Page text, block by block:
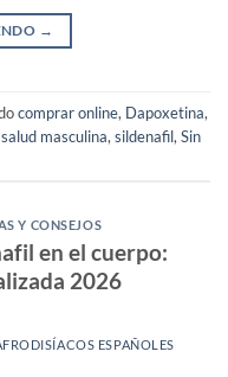
→
comprar online, Dapoxetina,
salud masculina, sildenafil, Sin
Y CONSEJOS
en el cuerpo:
2026
ESPAÑOLES